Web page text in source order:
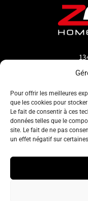
Pour offrir les meilleures
que les cookies pour
Le fait de consentir à ces
données telles que le
site. Le fait de ne pas
un effet négatif sur
Tel